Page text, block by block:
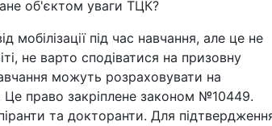
об'єктом уваги ТЦК?
під час навчання, але це не
не варто сподіватися на призовну
можуть розраховувати на
Це право закріплене законом №10449.
та докторанти. Для